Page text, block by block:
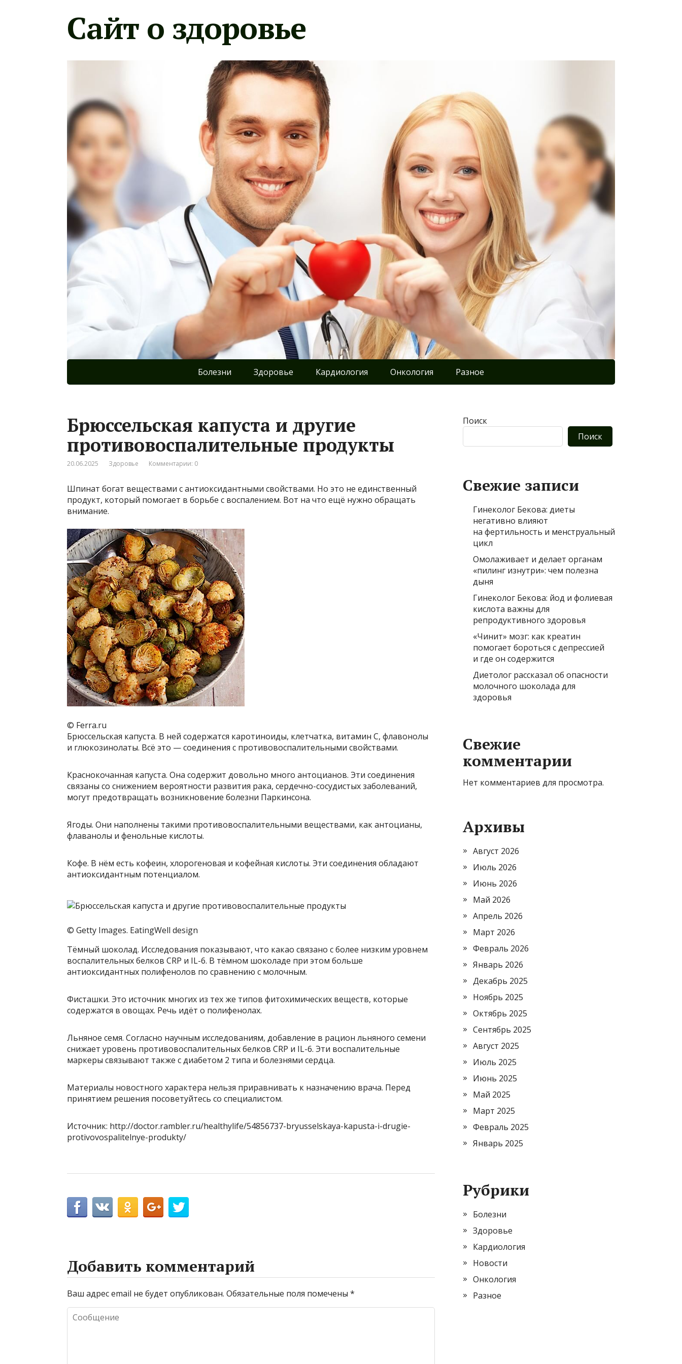
Сайт о здоровье
Болезни Здоровье Кардиология Онкология Разное
Брюссельская капуста и другие
противовоспалительные продукты
20.06.2025 Здоровье Комментарии: 0
Шпинат богат веществами с антиоксидантными свойствами. Но это не единственный
продукт, который помогает в борьбе с воспалением. Вот на что ещё нужно обращать
внимание.
© Ferra.ru
Брюссельская капуста. В ней содержатся каротиноиды, клетчатка, витамин С, флавонолы
и глюкозинолаты. Всё это — соединения с противовоспалительными свойствами.
Краснокочанная капуста. Она содержит довольно много антоцианов. Эти соединения
связаны со снижением вероятности развития рака, сердечно-сосудистых заболеваний,
могут предотвращать возникновение болезни Паркинсона.
Ягоды. Они наполнены такими противовоспалительными веществами, как антоцианы,
флаванолы и фенольные кислоты.
Кофе. В нём есть кофеин, хлорогеновая и кофейная кислоты. Эти соединения обладают
антиоксидантным потенциалом.
© Getty Images. EatingWell design
Тёмный шоколад. Исследования показывают, что какао связано с более низким уровнем
воспалительных белков CRP и IL-6. В тёмном шоколаде при этом больше
антиоксидантных полифенолов по сравнению с молочным.
Фисташки. Это источник многих из тех же типов фитохимических веществ, которые
содержатся в овощах. Речь идёт о полифенолах.
Льняное семя. Согласно научным исследованиям, добавление в рацион льняного семени
снижает уровень противовоспалительных белков CRP и IL-6. Эти воспалительные
маркеры связывают также с диабетом 2 типа и болезнями сердца.
Материалы новостного характера нельзя приравнивать к назначению врача. Перед
принятием решения посоветуйтесь со специалистом.
Источник: http://doctor.rambler.ru/healthylife/54856737-bryusselskaya-kapusta-i-drugie-
protivovospalitelnye-produkty/
Добавить комментарий
Ваш адрес email не будет опубликован. Обязательные поля помечены *
Поиск
Поиск
Свежие записи
Гинеколог Бекова: диеты
негативно влияют
на фертильность и менструальный
цикл
Омолаживает и делает органам
«пилинг изнутри»: чем полезна
дыня
Гинеколог Бекова: йод и фолиевая
кислота важны для
репродуктивного здоровья
«Чинит» мозг: как креатин
помогает бороться с депрессией
и где он содержится
Диетолог рассказал об опасности
молочного шоколада для
здоровья
Свежие
комментарии
Нет комментариев для просмотра.
Архивы
Август 2026
Июль 2026
Июнь 2026
Май 2026
Апрель 2026
Март 2026
Февраль 2026
Январь 2026
Декабрь 2025
Ноябрь 2025
Октябрь 2025
Сентябрь 2025
Август 2025
Июль 2025
Июнь 2025
Май 2025
Март 2025
Февраль 2025
Январь 2025
Рубрики
Болезни
Здоровье
Кардиология
Новости
Онкология
Разное